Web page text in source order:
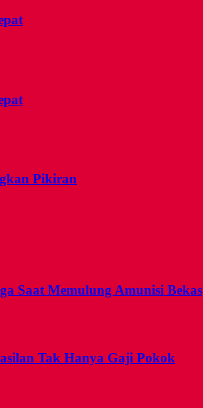
Pikiran
Saat Memulung Amunisi Bekas
Tak Hanya Gaji Pokok